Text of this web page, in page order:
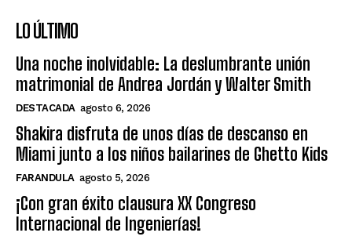
LO ÚLTIMO
Una noche inolvidable: La deslumbrante unión
matrimonial de Andrea Jordán y Walter Smith
DESTACADA agosto 6, 2026
Shakira disfruta de unos días de descanso en
Miami junto a los niños bailarines de Ghetto Kids
FARANDULA agosto 5, 2026
¡Con gran éxito clausura XX Congreso
Internacional de Ingenierías!